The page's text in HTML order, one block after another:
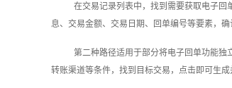
在交易记录列表中，找到需要获取电子回
息、交易金额、交易日期、回单编号等要素，确
第二种路径适用于部分将电子回单功能独
转账渠道等条件，找到目标交易，点击即可生成